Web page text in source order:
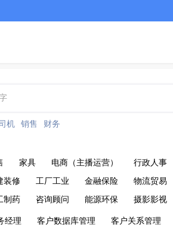
机 销售 财务
家具 电商（主播运营） 行政人事
装修 工厂工业 金融保险 物流贸易
制药 咨询顾问 能源环保 摄影影视
经理 客户数据库管理 客户关系管理